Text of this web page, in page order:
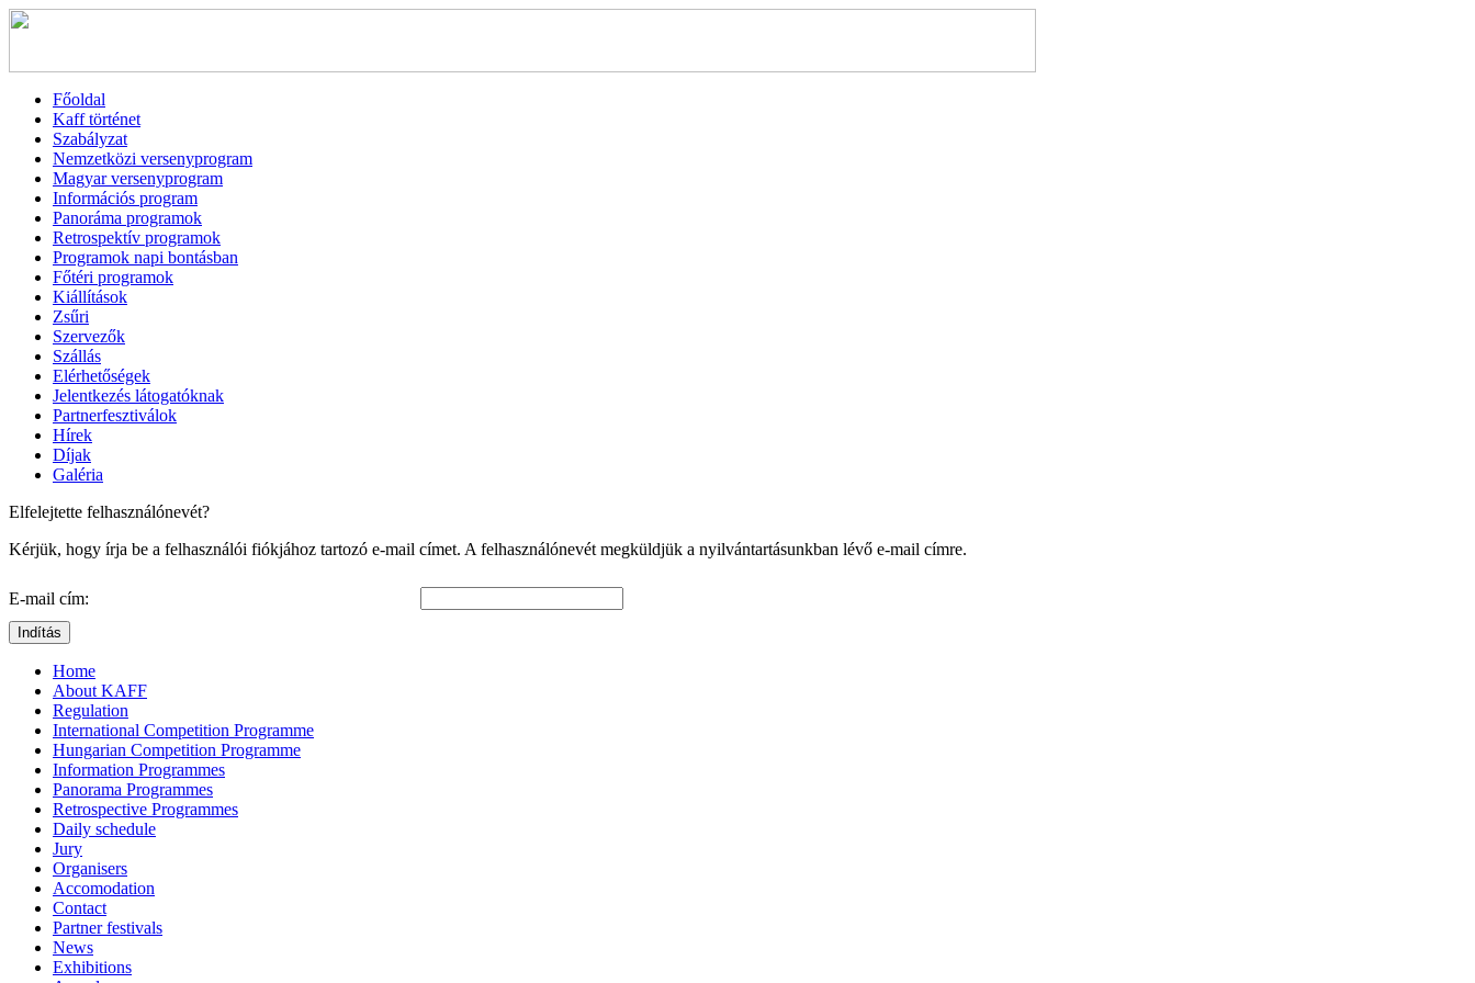
Főoldal
Kaff történet
Szabályzat
Nemzetközi versenyprogram
Magyar versenyprogram
Információs program
Panoráma programok
Retrospektív programok
Programok napi bontásban
Főtéri programok
Kiállítások
Zsűri
Szervezők
Szállás
Elérhetőségek
Jelentkezés látogatóknak
Partnerfesztiválok
Hírek
Díjak
Galéria
Elfelejtette felhasználónevét?
Kérjük, hogy írja be a felhasználói fiókjához tartozó e-mail címet. A felhasználónevét megküldjük a nyilvántartásunkban lévő e-mail címre.
E-mail cím:
Indítás
Home
About KAFF
Regulation
International Competition Programme
Hungarian Competition Programme
Information Programmes
Panorama Programmes
Retrospective Programmes
Daily schedule
Jury
Organisers
Accomodation
Contact
Partner festivals
News
Exhibitions